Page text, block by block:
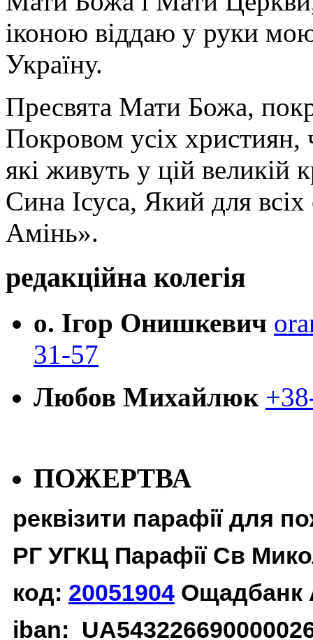
іконою віддаю у руки
Україну.
Пресвята Мати Божа,
Покровом усіх християн,
які живуть у цій великій
Сина Ісуса, Який для
Амінь».
редакційна колегія
о. Ігор Онишкевич
31-57
Любов Михайлюк
ПОЖЕРТВА
реквізити парафії для
РГ УГКЦ Парафії Св
код: 20051904 Ощадбанк
iban: